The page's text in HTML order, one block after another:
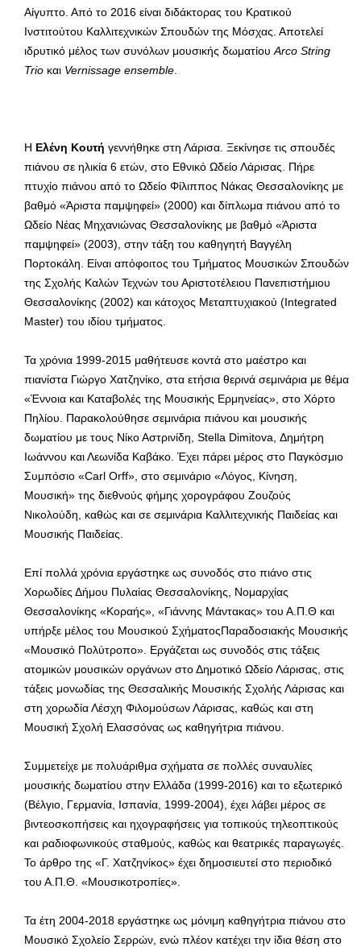
Αίγυπτο. Από το 2016 είναι διδάκτορας του Κρατικού
Ινστιτούτου Καλλιτεχνικών Σπουδών της Μόσχας. Αποτελεί
ιδρυτικό μέλος των συνόλων μουσικής δωματίου Arco String
Trio και Vernissage ensemble
Η Ελένη Κουτή γεννήθηκε στη Λάρισα. Ξεκίνησε τις σπουδές
πιάνου σε ηλικία 6 ετών, στο Εθνικό Ωδείο Λάρισας. Πήρε
πτυχίο πιάνου από το Ωδείο Φίλιππος Νάκας Θεσσαλονίκης με
βαθμό «Άριστα παμψηφεί» (2000) και δίπλωμα πιάνου από το
Ωδείο Νέας Μηχανιώνας Θεσσαλονίκης με βαθμό «Άριστα
παμψηφεί» (2003), στην τάξη του καθηγητή Βαγγέλη
Πορτοκάλη. Είναι απόφοιτος του Τμήματος Μουσικών Σπουδών
της Σχολής Καλών Τεχνών του Αριστοτέλειου Πανεπιστήμιου
Θεσσαλονίκης (2002) και κάτοχος Μεταπτυχιακού (Integrated
Master) του ιδίου τμήματος.
Τα χρόνια 1999-2015 μαθήτευσε κοντά στο μαέστρο και
πιανίστα Γιώργο Χατζηνίκο, στα ετήσια θερινά σεμινάρια με θέμα
«Έννοια και Καταβολές της Μουσικής Ερμηνείας», στο Χόρτο
Πηλίου. Παρακολούθησε σεμινάρια πιάνου και μουσικής
δωματίου με τους Νίκο Αστρινίδη, Stella Dimitova, Δημήτρη
Ιωάννου και Λεωνίδα Καβάκο. Έχει πάρει μέρος στο Παγκόσμιο
Συμπόσιο «Carl Orff», στο σεμινάριο «Λόγος, Κίνηση,
Μουσική» της διεθνούς φήμης χορογράφου Ζουζούς
Νικολούδη, καθώς και σε σεμινάρια Καλλιτεχνικής Παιδείας και
Μουσικής Παιδείας.
Επί πολλά χρόνια εργάστηκε ως συνοδός στο πιάνο στις
Χορωδίες Δήμου Πυλαίας Θεσσαλονίκης, Νομαρχίας
Θεσσαλονίκης «Κοραής», «Γιάννης Μάντακας» του Α.Π.Θ και
υπήρξε μέλος του Μουσικού ΣχήματοςΠαραδοσιακής Μουσικής
«Μουσικό Πολύτροπο». Εργάζεται ως συνοδός στις τάξεις
ατομικών μουσικών οργάνων στο Δημοτικό Ωδείο Λάρισας, στις
τάξεις μονωδίας της Θεσσαλικής Μουσικής Σχολής Λάρισας και
στη χορωδία Λέσχη Φιλομούσων Λάρισας, καθώς και στη
Μουσική Σχολή Ελασσόνας ως καθηγήτρια πιάνου.
Συμμετείχε με πολυάριθμα σχήματα σε πολλές συναυλίες
μουσικής δωματίου στην Ελλάδα (1999-2016) και το εξωτερικό
(Βέλγιο, Γερμανία, Ισπανία, 1999-2004), έχει λάβει μέρος σε
βιντεοσκοπήσεις και ηχογραφήσεις για τοπικούς τηλεοπτικούς
και ραδιοφωνικούς σταθμούς, καθώς και θεατρικές παραγωγές.
Το άρθρο της «Γ. Χατζηνίκος» έχει δημοσιευτεί στο περιοδικό
του Α.Π.Θ. «Μουσικοτροπίες».
Τα έτη 2004-2018 εργάστηκε ως μόνιμη καθηγήτρια πιάνου στο
Μουσικό Σχολείο Σερρών, ενώ πλέον κατέχει την ίδια θέση στο